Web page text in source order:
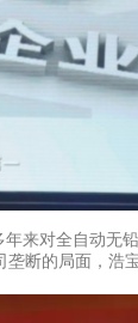
来对全自动无
断的局面，浩